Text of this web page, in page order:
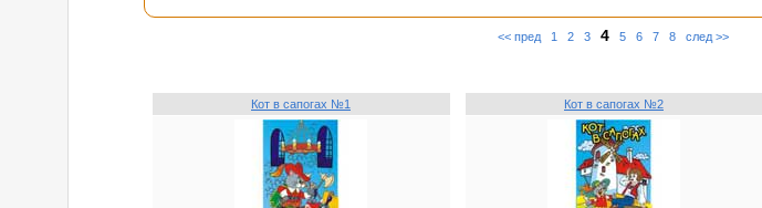
<< пред 1 2 3 4 5 6 7 8 след >>
Кот в сапогах №1 Кот в сапогах №2